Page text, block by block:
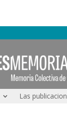
Las